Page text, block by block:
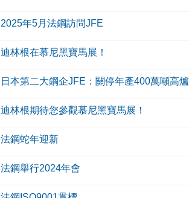
2025年5月法鋼訪問JFE
迪林根在慕尼黑寶馬展！
日本第二大鋼企JFE：關停年產400萬噸高爐
迪林根期待您參觀慕尼黑寶馬展！
法鋼蛇年迎新
法鋼舉行2024年會